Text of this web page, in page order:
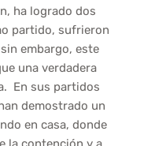
ha logrado dos
partido, sufrieron
embargo, este
una verdadera
En sus partidos
demostrado un
en casa, donde